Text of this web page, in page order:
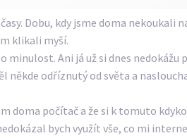
Dobu, kdy jsme doma nekoukali
klikali myší.
minulost. Ani já už si dnes nedokážu
někde odříznutý od světa a
doma počítač a že si k tomuto
bych využít vše, co mi